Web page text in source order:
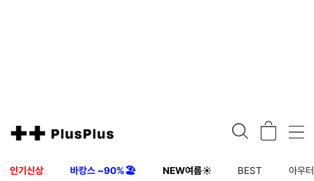
인기신상 바캉스 ~90%🏖️ NEW여름☀️ BEST 아우터